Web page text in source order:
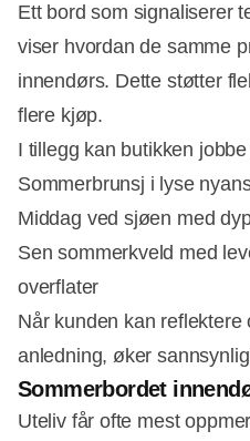
Ett bord som signaliserer
viser hvordan de samme
innendørs. Dette støtter
flere kjøp.
I tillegg kan butikken
Sommerbrunsj i lyse
Middag ved sjøen med
Sen sommerkveld med
overflater
Når kunden kan reflektere
anledning, øker
Sommerbordet
Uteliv får ofte mest